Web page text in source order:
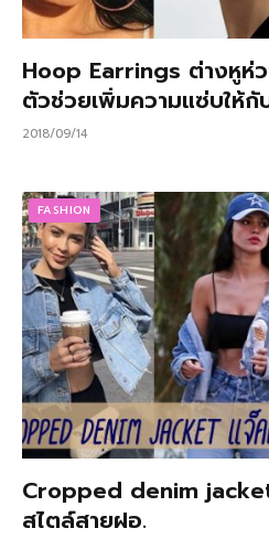
Hoop Earrings ต่างหูห่
ตัวช่วยเพิ่มความแซ่บให้กั
2018/09/14
FASHION
Cropped denim
สไตล์สายฝอ.